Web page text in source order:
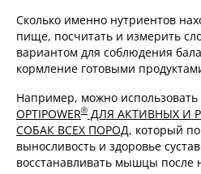
Сколько именно нутриентов
пище, посчитать и измерить
вариантом для соблюдения
кормление готовыми
Например, можно использовать
OPTIPOWER® ДЛЯ АКТИВНЫХ И
СОБАК ВСЕХ ПОРОД, который
выносливость и здоровье
восстанавливать мышцы после